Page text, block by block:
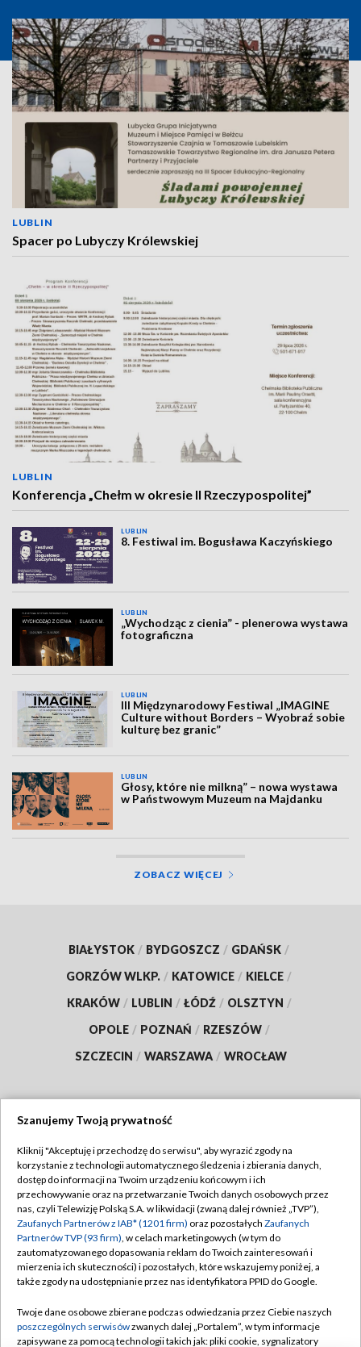
LUBLIN
Spacer po Lubyczy Królewskiej
LUBLIN
Konferencja „Chełm w okresie II Rzeczypospolitej”
LUBLIN
8. Festiwal im. Bogusława Kaczyńskiego
LUBLIN
„Wychodząc z cienia” - plenerowa wystawa
fotograficzna
LUBLIN
III Międzynarodowy Festiwal „IMAGINE
Culture without Borders – Wyobraź sobie
kulturę bez granic”
LUBLIN
Głosy, które nie milkną” – nowa wystawa
w Państwowym Muzeum na Majdanku
ZOBACZ WIĘCEJ
BIAŁYSTOK / BYDGOSZCZ / GDAŃSK /
GORZÓW WLKP. / KATOWICE / KIELCE /
KRAKÓW / LUBLIN / ŁÓDŹ / OLSZTYN /
OPOLE / POZNAŃ / RZESZÓW /
SZCZECIN / WARSZAWA / WROCŁAW
TVP
Abonament TVP
Emisja w TVP
Centrum informacji TVP
Naziemna Telewizja Cyfrowa
Rada Programowa
Regulamin TVP
Polityka prywatności
Moje zgody
Pomoc
Kontakt
Szanujemy Twoją prywatność
Kliknij "Akceptuję i przechodzę do serwisu", aby wyrazić zgody na
korzystanie z technologii automatycznego śledzenia i zbierania danych,
dostęp do informacji na Twoim urządzeniu końcowym i ich
przechowywanie oraz na przetwarzanie Twoich danych osobowych przez
nas, czyli Telewizję Polską S.A. w likwidacji (zwaną dalej również „TVP”),
Zaufanych Partnerów z IAB* (1201 firm) oraz pozostałych Zaufanych
Partnerów TVP (93 firm), w celach marketingowych (w tym do
zautomatyzowanego dopasowania reklam do Twoich zainteresowań i
mierzenia ich skuteczności) i pozostałych, które wskazujemy poniżej, a
także zgody na udostępnianie przez nas identyfikatora PPID do Google.
Twoje dane osobowe zbierane podczas odwiedzania przez Ciebie naszych
poszczególnych serwisówzwanych dalej „Portalem”, w tym informacje
zapisywane za pomocą technologii takich jak: pliki cookie, sygnalizatory